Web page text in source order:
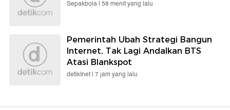
Sepakbola | 58 menit yang lalu
Pemerintah Ubah Strategi Bangun
Internet, Tak Lagi Andalkan BTS
Atasi Blankspot
detikInet | 7 jam yang lalu